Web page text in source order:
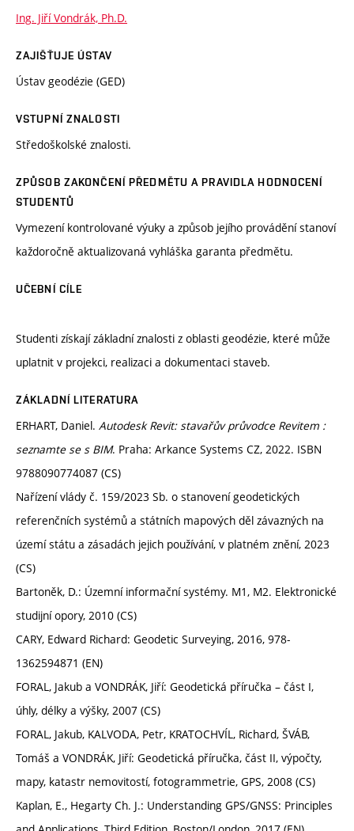
Ing. Jiří Vondrák, Ph.D.
ZAJIŠŤUJE ÚSTAV
Ústav geodézie (GED)
VSTUPNÍ ZNALOSTI
Středoškolské znalosti.
ZPŮSOB ZAKONČENÍ PŘEDMĚTU A PRAVIDLA HODNOCENÍ
STUDENTŮ
Vymezení kontrolované výuky a způsob jejího provádění stanoví
každoročně aktualizovaná vyhláška garanta předmětu.
UČEBNÍ CÍLE
Studenti získají základní znalosti z oblasti geodézie, které může
uplatnit v projekci, realizaci a dokumentaci staveb.
ZÁKLADNÍ LITERATURA
ERHART, Daniel. Autodesk Revit: stavařův průvodce Revitem :
seznamte se s BIM. Praha: Arkance Systems CZ, 2022. ISBN
9788090774087 (CS)
Nařízení vlády č. 159/2023 Sb. o stanovení geodetických
referenčních systémů a státních mapových děl závazných na
území státu a zásadách jejich používání, v platném znění, 2023
(CS)
Bartoněk, D.: Územní informační systémy. M1, M2. Elektronické
studijní opory, 2010 (CS)
CARY, Edward Richard: Geodetic Surveying, 2016, 978-
1362594871 (EN)
FORAL, Jakub a VONDRÁK, Jiří: Geodetická příručka – část I,
úhly, délky a výšky, 2007 (CS)
FORAL, Jakub, KALVODA, Petr, KRATOCHVÍL, Richard, ŠVÁB,
Tomáš a VONDRÁK, Jiří: Geodetická příručka, část II, výpočty,
mapy, katastr nemovitostí, fotogrammetrie, GPS, 2008 (CS)
Kaplan, E., Hegarty Ch. J.: Understanding GPS/GNSS: Principles